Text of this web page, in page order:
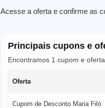
Acesse a oferta e confirme as
Principais cupons e
Encontramos 1 cupom e
Oferta
Cupom de Desconto Maria Filó